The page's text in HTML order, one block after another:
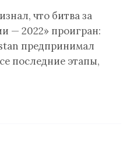
что битва за
— 2022» проигран:
предпринимал
последние этапы,